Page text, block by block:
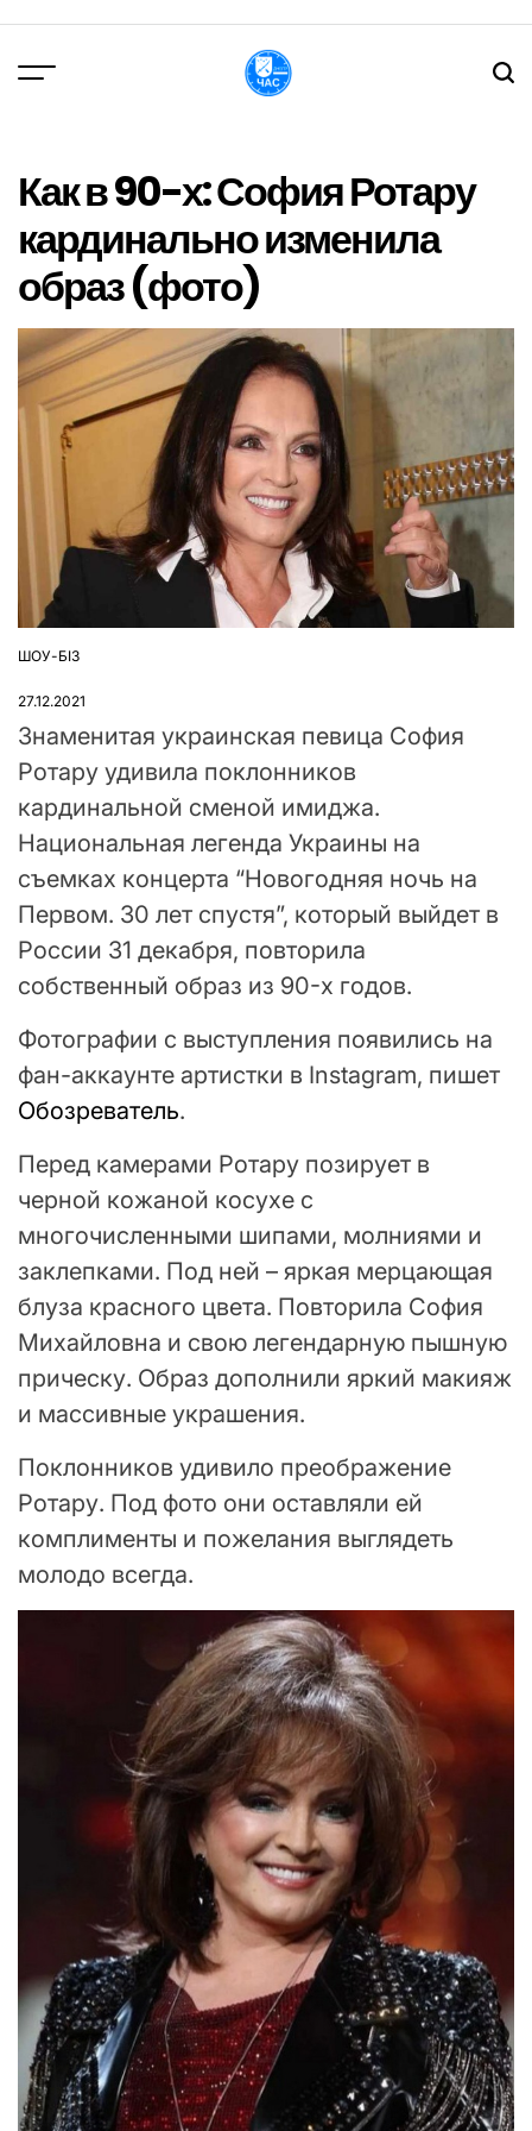
вмісту
Как в 90-х: София Ротару
кардинально изменила
образ (фото)
ОПУБЛІКУВАТИ
ШОУ-БІЗ
27.12.2021
Знаменитая украинская певица София
Ротару удивила поклонников
кардинальной сменой имиджа.
Национальная легенда Украины на
съемках концерта “Новогодняя ночь на
Первом. 30 лет спустя”, который выйдет в
России 31 декабря, повторила
собственный образ из 90-х годов.
Фотографии с выступления появились на
фан-аккаунте артистки в Instagram, пишет
Обозреватель.
Перед камерами Ротару позирует в
черной кожаной косухе с
многочисленными шипами, молниями и
заклепками. Под ней – яркая мерцающая
блуза красного цвета. Повторила София
Михайловна и свою легендарную пышную
прическу. Образ дополнили яркий макияж
и массивные украшения.
Поклонников удивило преображение
Ротару. Под фото они оставляли ей
комплименты и пожелания выглядеть
молодо всегда.